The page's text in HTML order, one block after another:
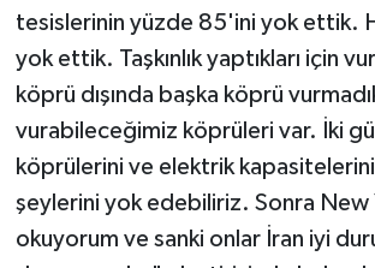
tesislerinin yüzde 85'ini yok ettik.
yok ettik. Taşkınlık yaptıkları için
köprü dışında başka köprü
vurabileceğimiz köprüleri var. İki
köprülerini ve elektrik kapasitelerini,
şeylerini yok edebiliriz. Sonra New
okuyorum ve sanki onlar İran iyi